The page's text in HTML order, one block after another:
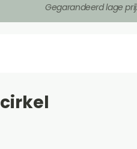
Gegarandeerd lage